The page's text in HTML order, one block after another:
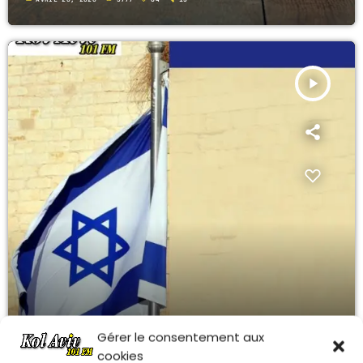
Gérer le consentement aux
cookies
play_arrow